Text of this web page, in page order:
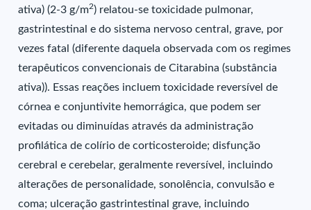
ativa) (2-3 g/m2) relatou-se toxicidade pulmonar,
gastrintestinal e do sistema nervoso central, grave, por
vezes fatal (diferente daquela observada com os regimes
terapêuticos convencionais de Citarabina (substância
ativa)). Essas reações incluem toxicidade reversível de
córnea e conjuntivite hemorrágica, que podem ser
evitadas ou diminuídas através da administração
profilática de colírio de corticosteroide; disfunção
cerebral e cerebelar, geralmente reversível, incluindo
alterações de personalidade, sonolência, convulsão e
coma; ulceração gastrintestinal grave, incluindo